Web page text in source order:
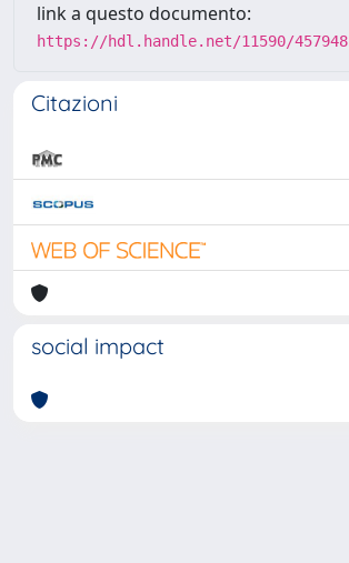
link a questo documento:
https://hdl.handle.net/11590/457948
Citazioni
social impact